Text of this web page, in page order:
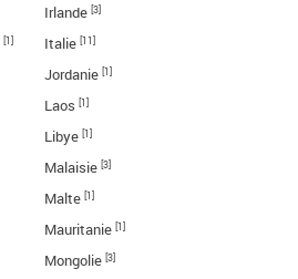
Irlande [3]
[1] Italie [11]
Jordanie [1]
Laos [1]
Libye [1]
Malaisie [3]
Malte [1]
Mauritanie [1]
Mongolie [3]